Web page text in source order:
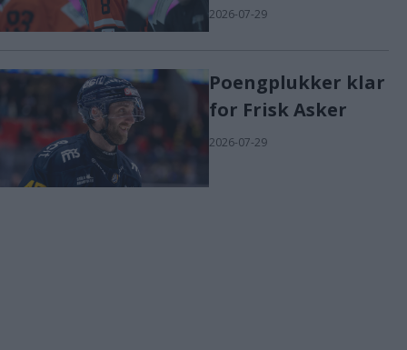
2026-07-29
Poengplukker klar
for Frisk Asker
2026-07-29